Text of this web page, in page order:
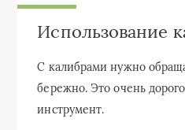
Использование
С калибрами нужно
бережно. Это очень
инструмент.